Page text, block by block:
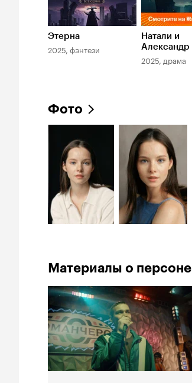
Этерна
2025, фэнтези
Натали и
Александр
2025, драма
Фото
Материалы о персоне